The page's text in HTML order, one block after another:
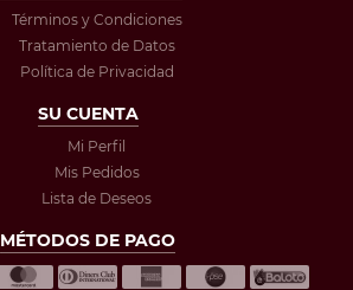
Términos y Condiciones
Tratamiento de Datos
Política de Privacidad
SU CUENTA
Mi Perfil
Mis Pedidos
Lista de Deseos
MÉTODOS DE PAGO